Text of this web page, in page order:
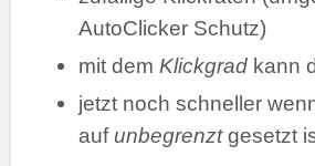
AutoClicker Schutz)
mit dem Klickgrad kann
jetzt noch schneller
aufunbegrenztgesetzt